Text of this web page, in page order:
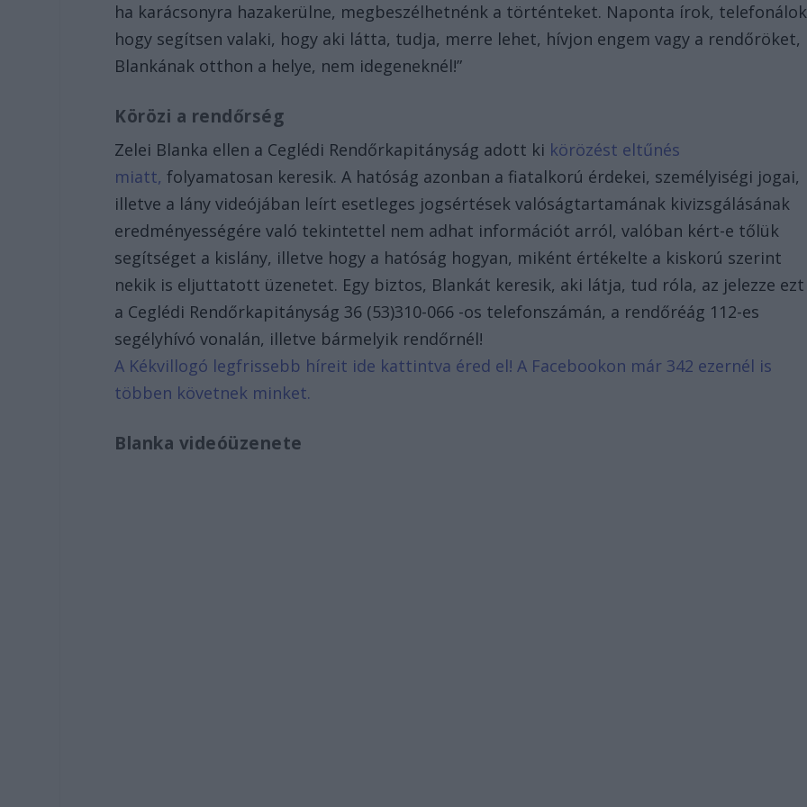
ha karácsonyra hazakerülne, megbeszélhetnénk a történteket. Naponta írok, telefonálok
hogy segítsen valaki, hogy aki látta, tudja, merre lehet, hívjon engem vagy a rendőröket,
Blankának otthon a helye, nem idegeneknél!”
Körözi a rendőrség
Zelei Blanka ellen a Ceglédi Rendőrkapitányság adott ki körözést eltűnés
miatt, folyamatosan keresik. A hatóság azonban a fiatalkorú érdekei, személyiségi jogai,
illetve a lány videójában leírt esetleges jogsértések valóságtartamának kivizsgálásának
eredményességére való tekintettel nem adhat információt arról, valóban kért-e tőlük
segítséget a kislány, illetve hogy a hatóság hogyan, miként értékelte a kiskorú szerint
nekik is eljuttatott üzenetet. Egy biztos, Blankát keresik, aki látja, tud róla, az jelezze ezt
a Ceglédi Rendőrkapitányság 36 (53)310-066 -os telefonszámán, a rendőréág 112-es
segélyhívó vonalán, illetve bármelyik rendőrnél!
A Kékvillogó legfrissebb híreit ide kattintva éred el! A Facebookon már 342 ezernél is
többen követnek minket.
Blanka videóüzenete